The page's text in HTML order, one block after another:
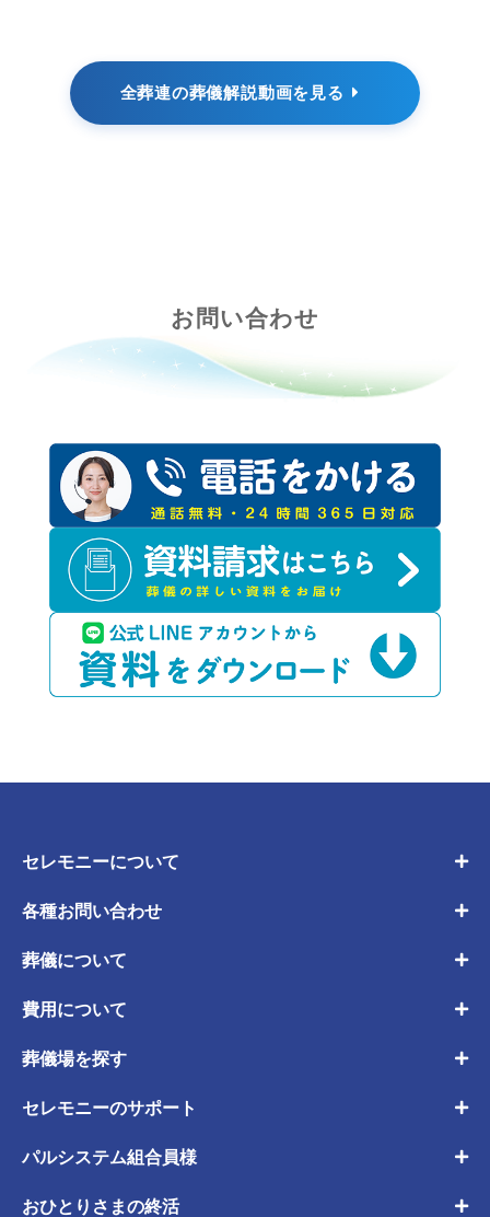
全葬連の葬儀解説動画を見る
お問い合わせ
セレモニーについて
各種お問い合わせ
葬儀について
費用について
葬儀場を探す
セレモニーのサポート
パルシステム組合員様
おひとりさまの終活